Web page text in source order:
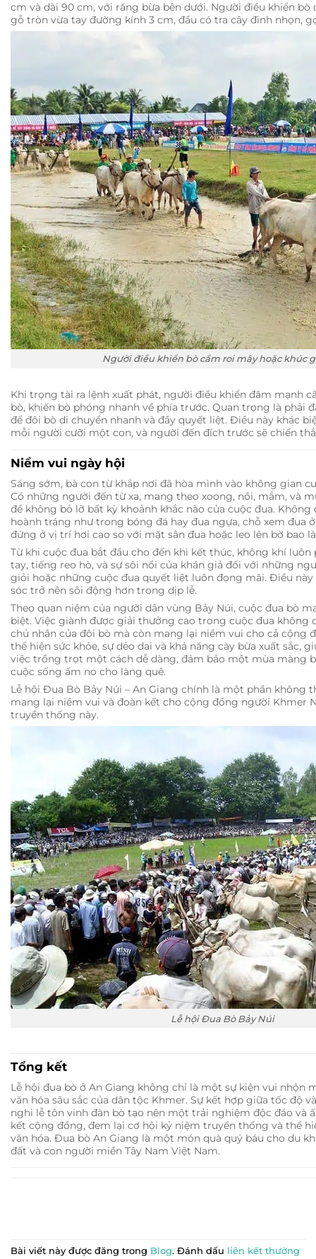
cm và dài 90 cm, với răng bừa bên dưới. Người điều khiển
gỗ tròn vừa tay đường kính 3 cm, đầu có tra cây đinh nhọn,
Người điều khiển bò cầm roi mây hoặc khúc
Khi trọng tài ra lệnh xuất phát, người điều khiển đâm mạnh
bò, khiến bò phóng nhanh về phía trước. Quan trọng là phải
để đôi bò di chuyển nhanh và đầy quyết liệt. Điều này khác
mỗi người cưỡi một con, và người đến đích trước sẽ chiến
Niềm vui ngày hội
Sáng sớm, bà con từ khắp nơi đã hòa mình vào không gian
Có những người đến từ xa, mang theo xoong, nồi, mắm, và
để không bỏ lỡ bất kỳ khoảnh khắc nào của cuộc đua.
hoành tráng như trong bóng đá hay đua ngựa, chỗ xem đua
đứng ở vị trí hơi cao so với mặt sân đua hoặc leo lên bờ bao
Từ khi cuộc đua bắt đầu cho đến khi kết thúc, không khí luôn
tay, tiếng reo hò, và sự sôi nổi của khán giả đối với những
giỏi hoặc những cuộc đua quyết liệt luôn đọng mãi. Điều
sóc trở nên sôi động hơn trong dịp lễ.
Theo quan niệm của người dân vùng Bảy Núi, cuộc đua bò
biệt. Việc giành được giải thưởng cao trong cuộc đua không
chủ nhân của đôi bò mà còn mang lại niềm vui cho cả cộng
thể hiện sức khỏe, sự dẻo dai và khả năng cày bừa xuất sắc,
việc trồng trọt một cách dễ dàng, đảm bảo một mùa màng
cuộc sống ấm no cho làng quê.
Lễ hội Đua Bò Bảy Núi – An Giang chính là một phần không
mang lại niềm vui và đoàn kết cho cộng đồng người Khmer
truyền thống này.
Lễ hội Đua Bò Bảy Núi
Tổng kết
Lễ hội đua bò ở An Giang không chỉ là một sự kiện vui nhộn
văn hóa sâu sắc của dân tộc Khmer. Sự kết hợp giữa tốc độ
nghi lễ tôn vinh đàn bò tạo nên một trải nghiệm độc đáo và
kết cộng đồng, đem lại cơ hội kỷ niệm truyền thống và thể
văn hóa. Đua bò An Giang là một món quà quý báu cho du
đất và con người miền Tây Nam Việt Nam.
Bài viết này được đăng trong Blog. Đánh dấu liên kết thường